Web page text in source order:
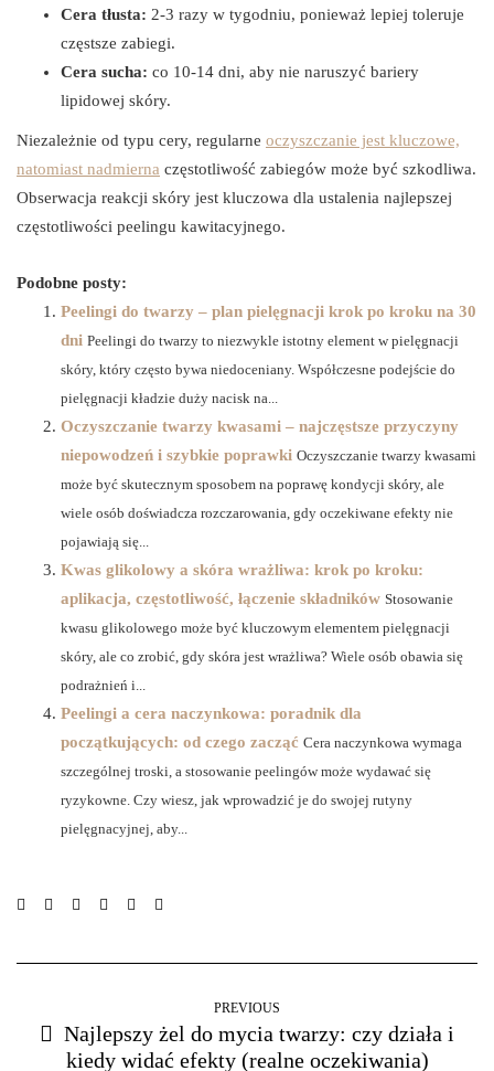
Cera tłusta: 2-3 razy w tygodniu, ponieważ lepiej toleruje
częstsze zabiegi.
Cera sucha: co 10-14 dni, aby nie naruszyć bariery
lipidowej skóry.
Niezależnie od typu cery, regularne oczyszczanie jest kluczowe,
natomiast nadmierna częstotliwość zabiegów może być szkodliwa.
Obserwacja reakcji skóry jest kluczowa dla ustalenia najlepszej
częstotliwości peelingu kawitacyjnego.
Podobne posty:
Peelingi do twarzy – plan pielęgnacji krok po kroku na 30
dni Peelingi do twarzy to niezwykle istotny element w pielęgnacji
skóry, który często bywa niedoceniany. Współczesne podejście do
pielęgnacji kładzie duży nacisk na...
Oczyszczanie twarzy kwasami – najczęstsze przyczyny
niepowodzeń i szybkie poprawki Oczyszczanie twarzy kwasami
może być skutecznym sposobem na poprawę kondycji skóry, ale
wiele osób doświadcza rozczarowania, gdy oczekiwane efekty nie
pojawiają się...
Kwas glikolowy a skóra wrażliwa: krok po kroku:
aplikacja, częstotliwość, łączenie składników Stosowanie
kwasu glikolowego może być kluczowym elementem pielęgnacji
skóry, ale co zrobić, gdy skóra jest wrażliwa? Wiele osób obawia się
podrażnień i...
Peelingi a cera naczynkowa: poradnik dla
początkujących: od czego zacząć Cera naczynkowa wymaga
szczególnej troski, a stosowanie peelingów może wydawać się
ryzykowne. Czy wiesz, jak wprowadzić je do swojej rutyny
pielęgnacyjnej, aby...
PREVIOUS
Najlepszy żel do mycia twarzy: czy działa i
kiedy widać efekty (realne oczekiwania)